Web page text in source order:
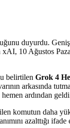
duyurdu.
10 Ağustos
belirtilen Grok 4
arkasında
ardından
komutun daha
azalttığı